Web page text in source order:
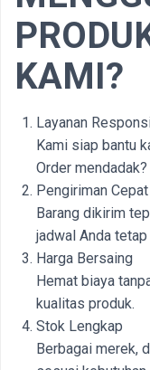
KAMI?
Layanan
Kami siap bantu
Order
Pengiriman Cepat
Barang dikirim
jadwal Anda tetap
Harga Bersaing
Hemat biaya
kualitas produk.
Stok Lengkap
Berbagai merek,